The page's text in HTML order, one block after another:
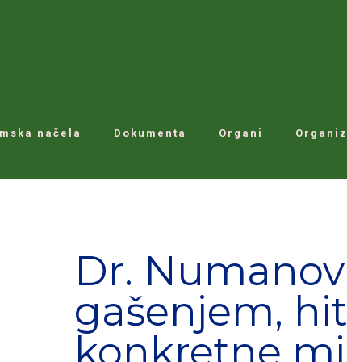
načela Dokumenta Organi
Dr.
gašenjem,
konkretne